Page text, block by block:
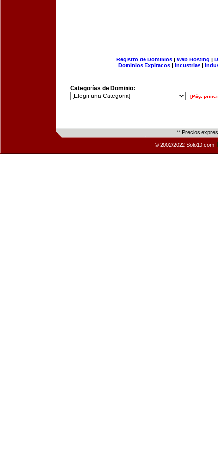
Registro de Dominios| Web Hosting |
Dominios Expirados | Industrias |
Categorías de Dominio:
[Pág.
** Precios
© 2002/2022 Solo10.com